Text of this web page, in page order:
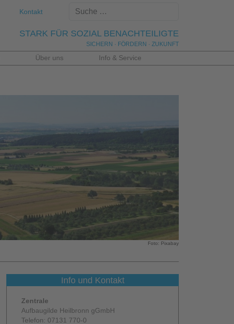
Kontakt
STARK FÜR SOZIAL BENACHTEILIGTE
SICHERN · FÖRDERN · ZUKUNFT
Über uns Info & Service
Foto: Pixabay
Info und Kontakt
Zentrale
Aufbaugilde Heilbronn gGmbH
Telefon: 07131 770-0